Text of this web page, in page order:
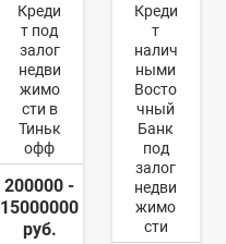
Креди
т под
залог
недви
жимо
сти в
Тиньк
офф
200000 -
15000000
руб.
Креди
т
налич
ными
Восто
чный
Банк
под
залог
недви
жимо
сти